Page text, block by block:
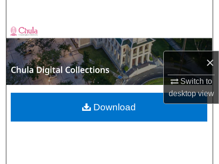
×
Switch to
desktopview
Browse Collections
My Account
About
Digital Commons Network™
Download